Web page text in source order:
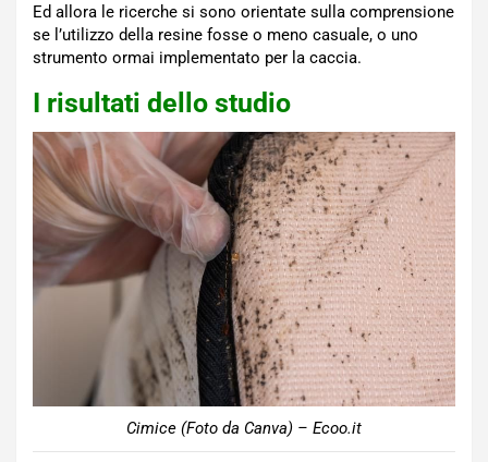
Ed allora le ricerche si sono orientate sulla comprensione
se l’utilizzo della resine fosse o meno casuale, o uno
strumento ormai implementato per la caccia.
I risultati dello studio
Cimice (Foto da Canva) – Ecoo.it